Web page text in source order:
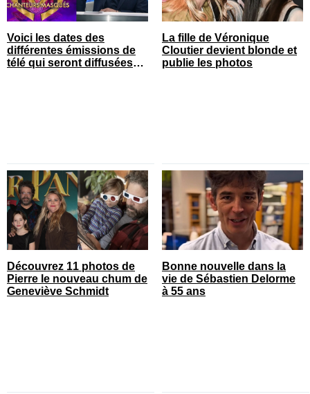
Voici les dates des
différentes émissions de
télé qui seront diffusées
La fille de Véronique
Cloutier devient blonde et
publie les photos
Découvrez 11 photos de
Pierre le nouveau chum de
Geneviève Schmidt
Bonne nouvelle dans la
vie de Sébastien Delorme
à 55 ans